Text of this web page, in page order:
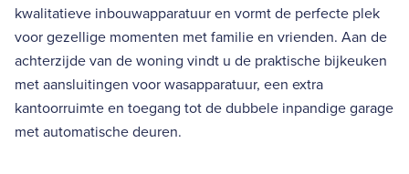
kwalitatieve inbouwapparatuur en vormt de perfecte plek
voor gezellige momenten met familie en vrienden. Aan de
achterzijde van de woning vindt u de praktische bijkeuken
met aansluitingen voor wasapparatuur, een extra
kantoorruimte en toegang tot de dubbele inpandige garage
met automatische deuren.